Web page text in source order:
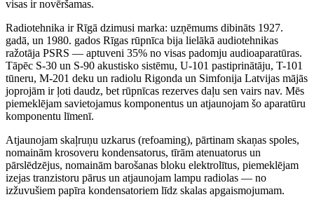
visas ir novēršamas.
Radiotehnika ir Rīgā dzimusi marka: uzņēmums dibināts 1927.
gadā, un 1980. gados Rīgas rūpnīca bija lielākā audiotehnikas
ražotāja PSRS — aptuveni 35% no visas padomju audioaparatūras.
Tāpēc S-30 un S-90 akustisko sistēmu, U-101 pastiprinātāju, T-101
tūneru, M-201 deku un radiolu Rigonda un Simfonija Latvijas mājās
joprojām ir ļoti daudz, bet rūpnīcas rezerves daļu sen vairs nav. Mēs
piemeklējam savietojamus komponentus un atjaunojam šo aparatūru
komponentu līmenī.
Atjaunojam skaļruņu uzkarus (refoaming), pārtinam skaņas spoles,
nomainām krosoveru kondensatorus, tīrām atenuatorus un
pārslēdzējus, nomainām barošanas bloku elektrolītus, piemeklējam
izejas tranzistoru pārus un atjaunojam lampu radiolas — no
izžuvušiem papīra kondensatoriem līdz skalas apgaismojumam.